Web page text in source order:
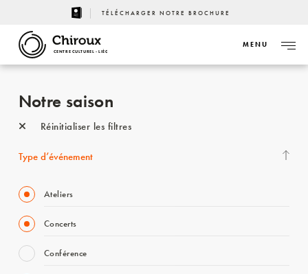
TÉLÉCHARGER NOTRE BROCHURE
CENTRE CULTUREL - LIÈGE
MENU
Notre saison
Réinitialiser les filtres
Type d’événement
Ateliers
Concerts
Conférence